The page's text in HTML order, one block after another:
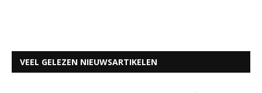
VEEL GELEZEN NIEUWSARTIKELEN